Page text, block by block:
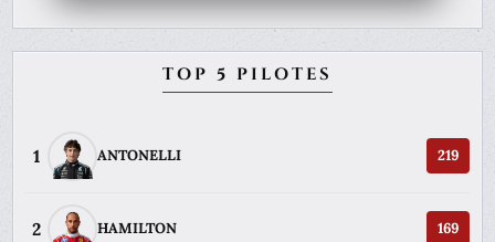
TOP 5 PILOTES
1 ANTONELLI 219
2 HAMILTON 169